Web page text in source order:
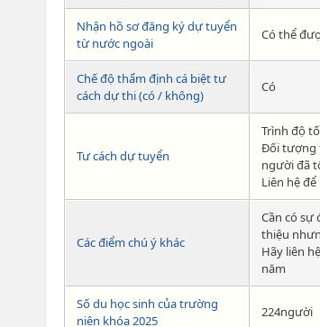
Nhận hồ sơ đăng ký dự tuyển
từ nước ngoài
Có thể
Chế độ thẩm định cá biệt tư
cách dự thi (có / không)
Có
Tư cách dự tuyển
Trình độ
Đối tượng
người đã
Liên hệ
Các điểm chú ý khác
Cần có
thiệu
Hãy liên
năm
Số du học sinh của trường
niên khóa 2025
224người